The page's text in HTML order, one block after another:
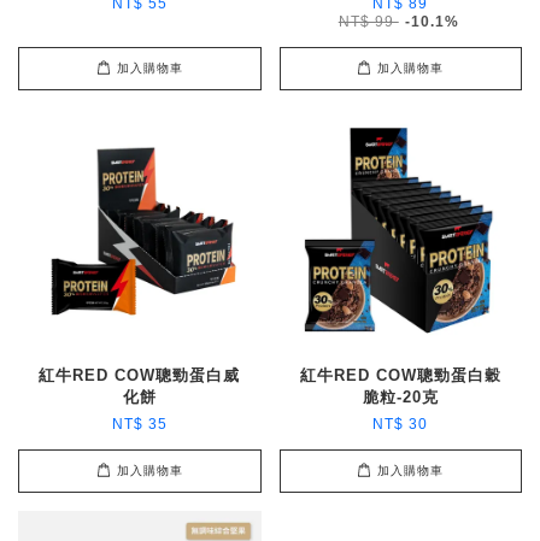
NT$ 55
加入購物車
NT$ 89
NT$ 99 -10.1%
加入購物車
紅牛RED COW聰勁蛋白威
化餅
NT$ 35
加入購物車
紅牛RED COW聰勁蛋白穀
脆粒-20克
NT$ 30
加入購物車